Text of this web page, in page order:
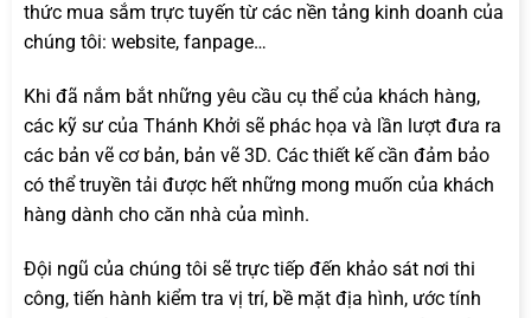
thức mua sắm trực tuyến từ các nền tảng kinh doanh của
chúng tôi: website, fanpage…
Khi đã nắm bắt những yêu cầu cụ thể của khách hàng,
các kỹ sư của Thánh Khởi sẽ phác họa và lần lượt đưa ra
các bản vẽ cơ bản, bản vẽ 3D. Các thiết kế cần đảm bảo
có thể truyền tải được hết những mong muốn của khách
hàng dành cho căn nhà của mình.
Đội ngũ của chúng tôi sẽ trực tiếp đến khảo sát nơi thi
công, tiến hành kiểm tra vị trí, bề mặt địa hình, ước tính